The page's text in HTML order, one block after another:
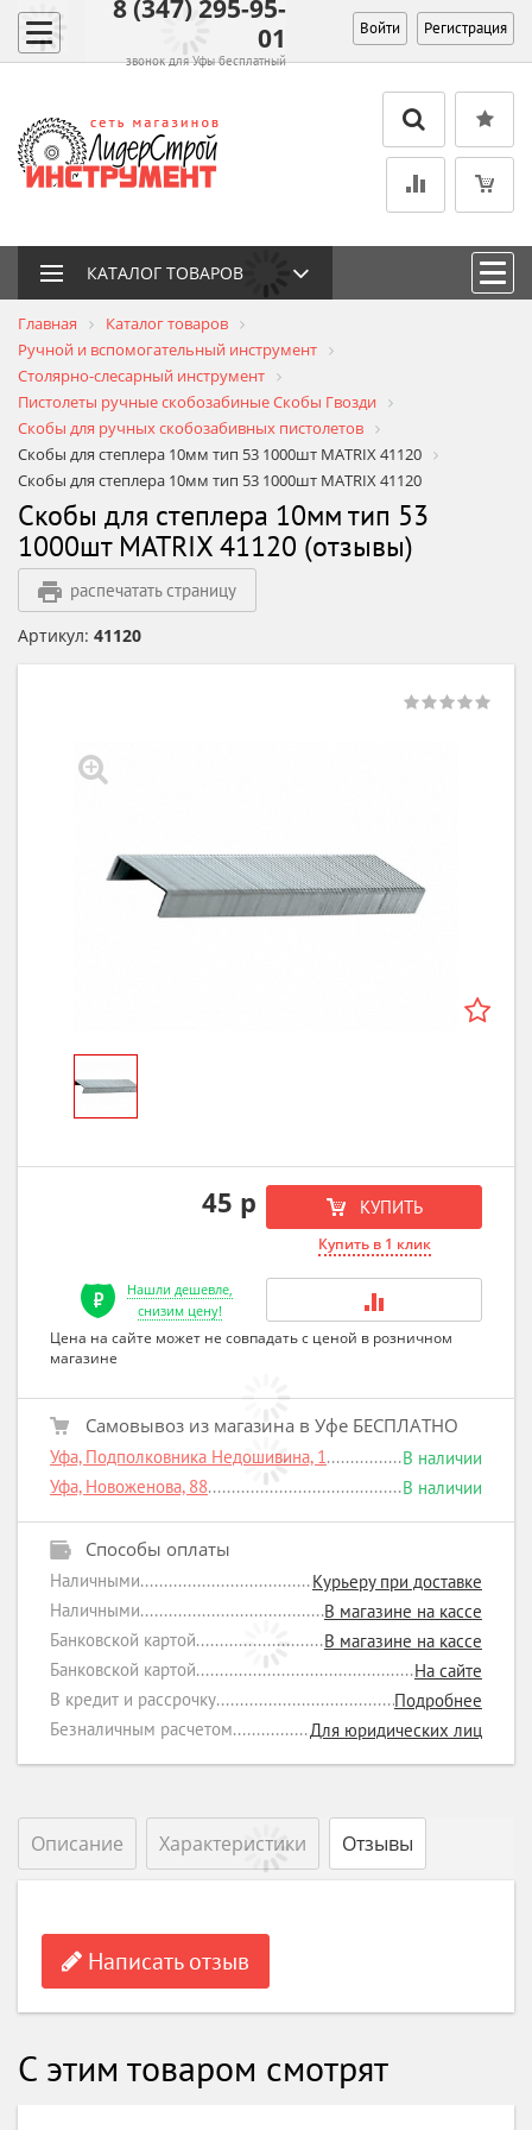
8 (347) 295-95-
01
звонок для Уфы бесплатный
Войти Регистрация
КАТАЛОГ ТОВАРОВ
Главная
Каталог товаров
Ручной и вспомогательный инструмент
Столярно-слесарный инструмент
Пистолеты ручные cкобозабиные Скобы Гвозди
Скобы для ручных скобозабивных пистолетов
Скобы для степлера 10мм тип 53 1000шт MATRIX 41120
Скобы для степлера 10мм тип 53 1000шт MATRIX 41120
Скобы для степлера 10мм тип 53
1000шт MATRIX 41120 (отзывы)
распечатать страницу
Артикул: 41120
45 р КУПИТЬ
Купить в 1 клик
Нашли дешевле,
снизим цену!
Цена на сайте может не совпадать с ценой в розничном
магазине
Самовывоз из магазина в Уфе БЕСПЛАТНО
Уфа, Подполковника Недошивина, 1
В наличии
Уфа, Новоженова, 88
В наличии
Способы оплаты
Наличными
Курьеру при доставке
Наличными
В магазине на кассе
Банковской картой
В магазине на кассе
Банковской картой
На сайте
В кредит и рассрочку
Подробнее
Безналичным расчетом
Для юридических лиц
Описание Характеристики Отзывы
Написать отзыв
С этим товаром смотрят